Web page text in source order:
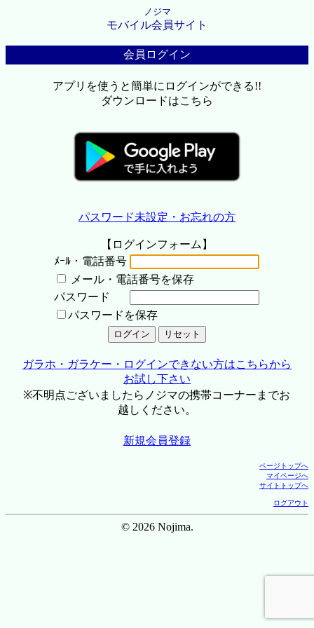
ノジマ
モバイル会員サイト
会員ログイン
アプリを使うと簡単にログインができる!!
ダウンロードはこちら
パスワード未設定・お忘れの方
【ログインフォーム】
ﾒｰﾙ・電話番号
メール・電話番号を保存
パスワード
パスワードを保存
ガラホ・ガラケー・ログインできない方はこちらから
お試し下さい
※不明点ございましたらノジマの携帯コーナーまでお
越しください。
新規会員登録
ページトップへ
マイページへ
サイトトップへ
ログアウト
© 2026 Nojima.